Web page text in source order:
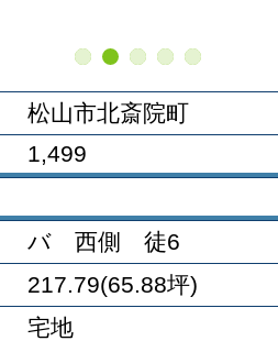
松山市北斎院町
1,499
バ 西側 徒6
217.79(65.88坪)
宅地